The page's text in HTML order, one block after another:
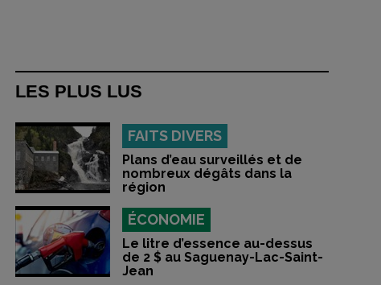
LES PLUS LUS
FAITS DIVERS
Plans d’eau surveillés et de
nombreux dégâts dans la
région
ÉCONOMIE
Le litre d’essence au-dessus
de 2 $ au Saguenay-Lac-Saint-
Jean